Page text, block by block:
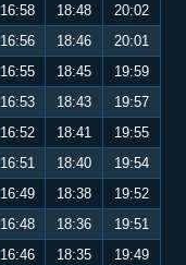
16:58 18:48
20:02
16:56 18:46
20:01
16:55 18:45
19:59
16:53 18:43
19:57
16:52 18:41
19:55
16:51 18:40
19:54
16:49 18:38
19:52
16:48 18:36
19:51
16:46 18:35
19:49